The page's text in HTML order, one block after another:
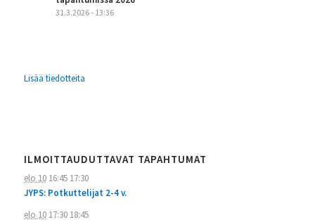
31.3.2026 - 13:36
Lisää tiedotteita
ILMOITTAUDUTTAVAT TAPAHTUMAT
elo 1016:45 17:30
JYPS: Potkuttelijat 2-4 v.
elo 1017:30 18:45